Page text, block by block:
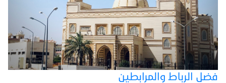
فضل الرباط والمرابطين